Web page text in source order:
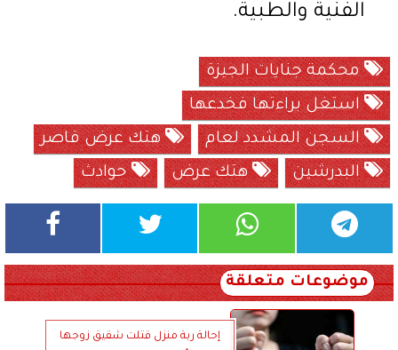
الفنية والطبية.
محكمة جنايات الجيزة
استغل براءتها فخدعها
السجن المشدد لعام
هتك عرض قاصر
البدرشين
هتك عرض حوادث
موضوعات متعلقة
إحالة ربة منزل قتلت شقيق زوجها